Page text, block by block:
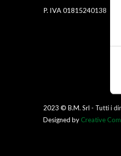
P. IVA 01815240138
2023 © B.M. Srl - Tutti i
Designed by Creative